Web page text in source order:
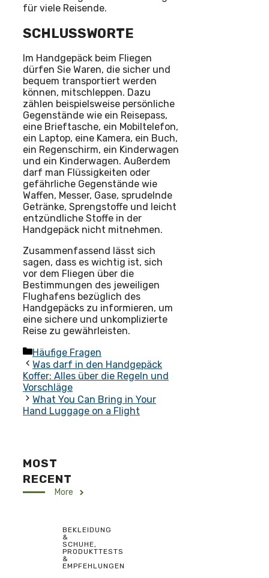
für viele Reisende.
SCHLUSSWORTE
Im Handgepäck beim Fliegen
dürfen Sie Waren, die sicher und
bequem transportiert werden
können, mitschleppen. Dazu
zählen beispielsweise persönliche
Gegenstände wie ein Reisepass,
eine Brieftasche, ein Mobiltelefon,
ein Laptop, eine Kamera, ein Buch,
ein Regenschirm, ein Kinderwagen
und ein Kinderwagen. Außerdem
darf man Flüssigkeiten oder
gefährliche Gegenstände wie
Waffen, Messer, Gase, sprudelnde
Getränke, Sprengstoffe und leicht
entzündliche Stoffe in der
Handgepäck nicht mitnehmen.
Zusammenfassend lässt sich
sagen, dass es wichtig ist, sich
vor dem Fliegen über die
Bestimmungen des jeweiligen
Flughafens bezüglich des
Handgepäcks zu informieren, um
eine sichere und unkomplizierte
Reise zu gewährleisten.
Kategorien
Häufige Fragen
Was darf in den Handgepäck
Koffer: Alles über die Regeln und
Vorschläge
What You Can Bring in Your
Hand Luggage on a Flight
MOST
RECENT
More
BEKLEIDUNG
&
SCHUHE,
PRODUKTTESTS
&
EMPFEHLUNGEN